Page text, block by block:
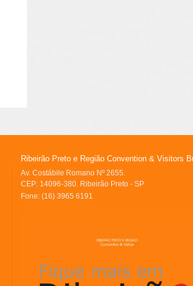
Ribeirão Preto e Região Convention & Visitors
Av. Costábile Romano Nº 2655.
CEP: 14096-380. Ribeirão Preto - SP
Fone: (16) 3965 6191